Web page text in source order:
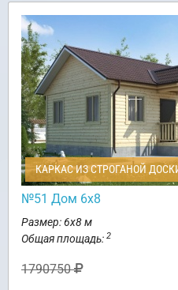
КАРКАС ИЗ СТРОГАНОЙ
№51 Дом 6х8
Размер: 6х8 м
Общая площадь: 2
1790750